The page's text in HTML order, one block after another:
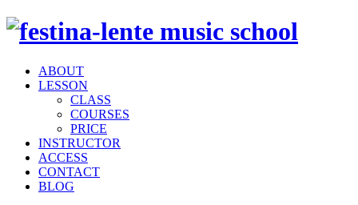
ABOUT
LESSON
CLASS
COURSES
PRICE
INSTRUCTOR
ACCESS
CONTACT
BLOG